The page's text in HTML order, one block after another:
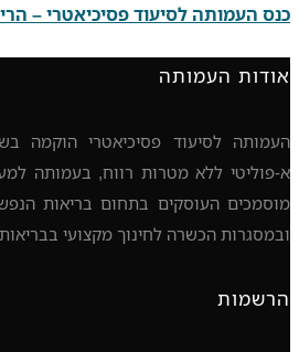
כנס העמותה לסיעוד פסיכיאטרי –
אודות העמותה
מוסמכים העוסקים בתחום בריאות
ובמסגרות הכשרה לחינוך מקצועי
הרשמות